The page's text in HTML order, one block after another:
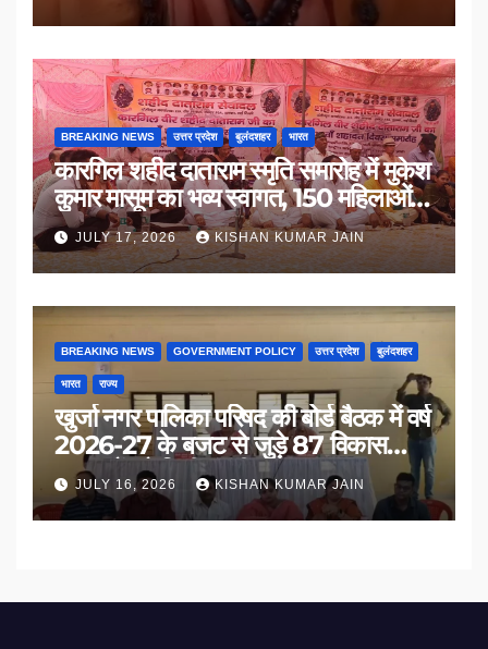
BREAKING NEWS उत्तर प्रदेश बुलंदशहर भारत
कारगिल शहीद दाताराम स्मृति समारोह में मुकेश
कुमार मासूम का भव्य स्वागत, 150 महिलाओं
का सम्मान
JULY 17, 2026 KISHAN KUMAR JAIN
BREAKING NEWS GOVERNMENT POLICY उत्तर प्रदेश बुलंदशहर
भारत राज्य
खुर्जा नगर पालिका परिषद की बोर्ड बैठक में वर्ष
2026-27 के बजट से जुड़े 87 विकास
प्रस्तावों को मिली मंजूरी
JULY 16, 2026 KISHAN KUMAR JAIN